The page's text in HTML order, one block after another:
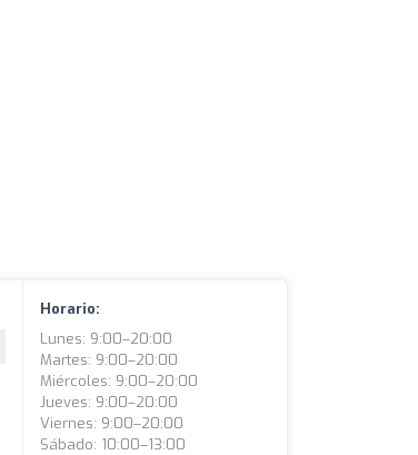
Horario:
Lunes: 9:00–20:00
Martes: 9:00–20:00
Miércoles: 9:00–20:00
Jueves: 9:00–20:00
Viernes: 9:00–20:00
Sábado: 10:00–13:00